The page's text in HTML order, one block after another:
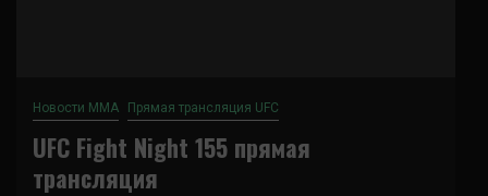
Новости ММА Прямая трансляция UFC
UFC Fight Night 155 прямая
трансляция